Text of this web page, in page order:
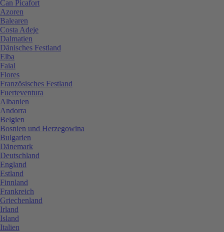
Can Picafort
Azoren
Balearen
Costa Adeje
Dalmatien
Dänisches Festland
Elba
Faial
Flores
Französisches Festland
Fuerteventura
Albanien
Andorra
Belgien
Bosnien und Herzegowina
Bulgarien
Dänemark
Deutschland
England
Estland
Finnland
Frankreich
Griechenland
Irland
Island
Italien